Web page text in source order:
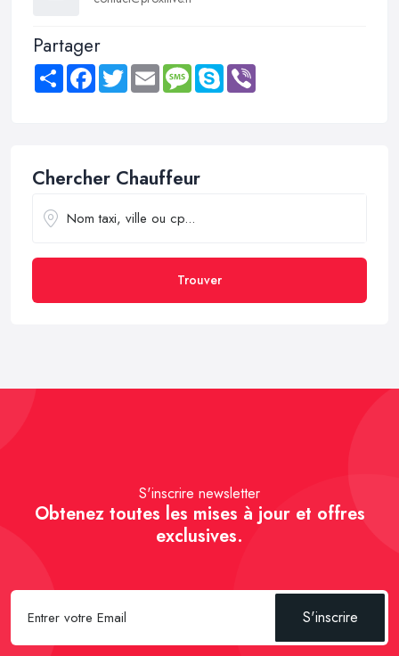
Partager
Share FacebookTwitter Email MessageSkype
Chercher Chauffeur
Trouver
S'inscrire newsletter
Obtenez toutes les mises à jour et offres
exclusives.
S'inscrire